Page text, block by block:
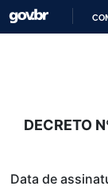
DECRETO
Data de